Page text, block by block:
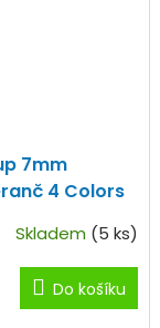
7mm
4 Colors
Skladem (5 ks)
Do košíku